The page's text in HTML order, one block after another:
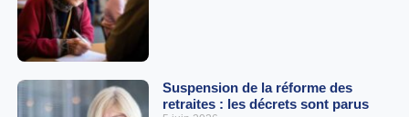
Suspension de la réforme des
retraites : les décrets sont parus